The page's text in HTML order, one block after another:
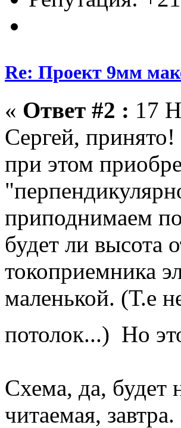
Re: Проект 9мм
« Ответ #2 : 17
Сергей,
при этом
приподнимаем
будет ли высота
токоприемника
маленькой. (Т.е
потолок...) Но
Схема, да, будет
читаемая, завтра.